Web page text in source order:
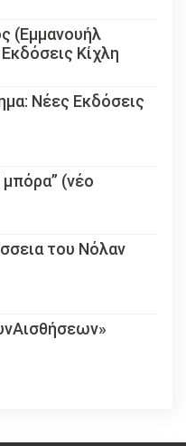
(Εμμανουήλ
Κίχλη
Νέες Εκδόσεις
μπόρα” (νέο
του Νόλαν